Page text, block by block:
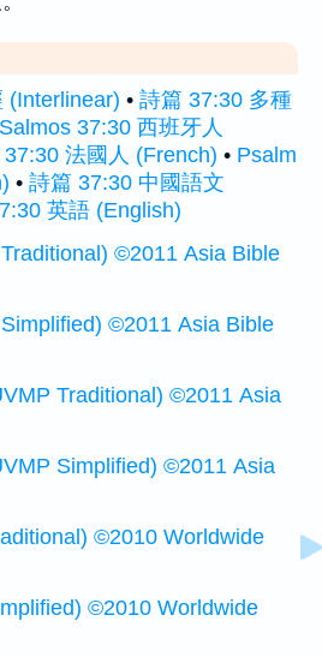
(Interlinear) • 詩篇 37:30 多種
Salmos 37:30 西班牙人
法國人 (French) • Psalm
• 詩篇 37:30 中國語文
英語 (English)
©2011 Asia Bible
©2011 Asia Bible
Traditional) ©2011 Asia
Simplified) ©2011 Asia
©2010 Worldwide
©2010 Worldwide